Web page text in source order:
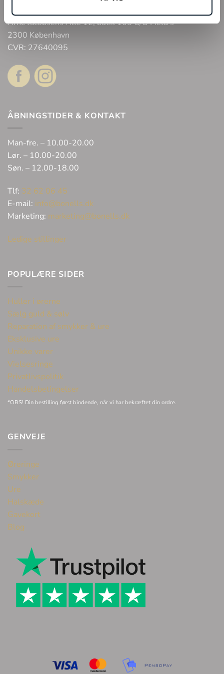
Bonell’s Smykker & Ure Fields
Arne Jacobsens Allé 12, butik 105 C/O Field’s
2300 København
CVR: 27640095
ÅBNINGSTIDER & KONTAKT
Man-fre. – 10.00-20.00
Lør. – 10.00-20.00
Søn. – 12.00-18.00
Tlf: 32 62 06 45
E-mail: info@bonells.dk
Marketing: marketing@bonells.dk
Ledige stillinger
POPULÆRE SIDER
Huller i ørerne
Sælg guld & sølv
Reparation af smykker & ure
Eksklusive ure
Unikke varer
Vielsesringe
Privatlivspolitik
Handelsbetingelser
*OBS! Din bestilling først bindende, når vi har bekræftet din ordre.
GENVEJE
Øreringe
Smykker
Ure
Halskæde
Gavekort
Blog